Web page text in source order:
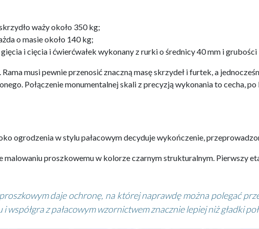
waży około 350 kg;
o masie około 140 kg;
i cięcia i ćwierćwałek wykonany z rurki o średnicy 40 mm i grubości
musi pewnie przenosić znaczną masę skrzydeł i furtek, a
Połączenie monumentalnej skali z precyzją wykonania to cecha,
ogrodzenia w stylu pałacowym decyduje wykończenie,
malowaniu proszkowemu w kolorze czarnym strukturalnym. Pierwszy
daje ochronę, na której naprawdę można polegać
z pałacowym wzornictwem znacznie lepiej niż gładki